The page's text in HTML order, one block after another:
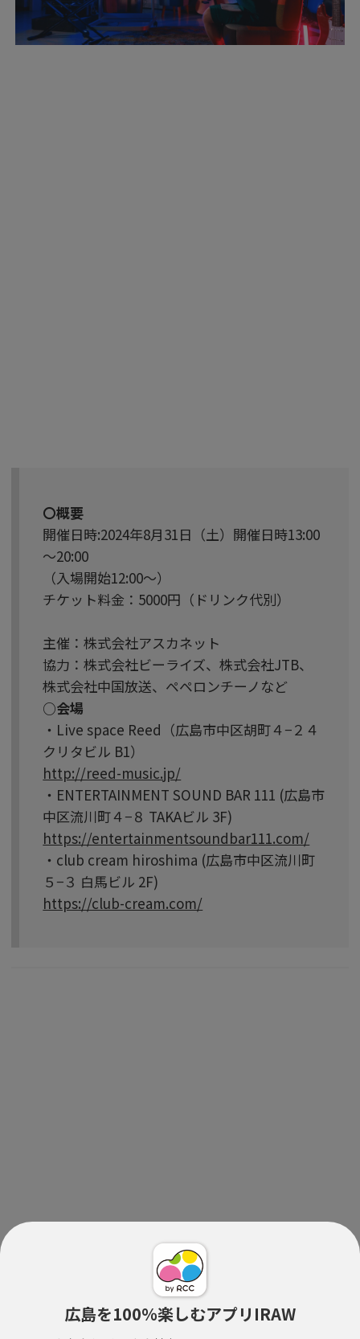
広島を100％楽しむアプリIRAW
〇概要
開催日時:2024年8月31日（土）開催日時13:00
～20:00
（入場開始12:00～）
チケット料金：5000円（ドリンク代別）
主催：株式会社アスカネット
協力：株式会社ビーライズ、株式会社JTB、
株式会社中国放送、ペペロンチーノなど
○会場
・Live space Reed（広島市中区胡町４−２４
クリタビル B1）
http://reed-music.jp/
・ENTERTAINMENT SOUND BAR 111 (広島市
中区流川町４−８ TAKAビル 3F)
https://entertainmentsoundbar111.com/
・club cream hiroshima (広島市中区流川町
５−３ 白馬ビル 2F)
https://club-cream.com/